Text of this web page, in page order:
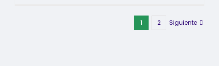
1 2 Siguiente